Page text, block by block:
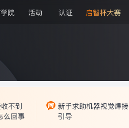
院 活动 认证 启智杯大赛
不到
么回事
新手求助机器视觉焊接
引导